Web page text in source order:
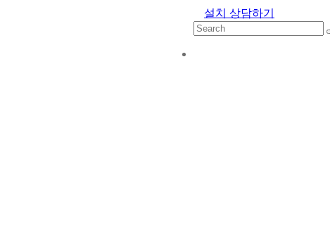
설치 상담하기